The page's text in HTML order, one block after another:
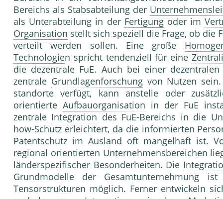
Bereichs als Stabsabtei­lung der
als Unterabteilung in der Fertigungoder im
Organisation stellt sich speziell die Frage, ob die
verteilt werden sollen. Eine große
Technologien spricht tendenziell für eine
die dezen­trale FuE. Auch bei einer
zentrale Grundlagenforschungvon Nutzen
standorte verfügt, kann anstelle oder
orientierte Aufbauorganisation in der FuE
zentrale Integration des FuE-Bereichs in die
how-Schutz erleichtert, da die informierten
Patentschutz im Ausland oft mangelhaft ist.
regional orientierten Unternehmensbe­reichen
länderspezifischer Besonderhei­ten. Die
Grundmodelle der Gesamtun­ternehmung
Tensorstrukturen möglich. Ferner entwickeln